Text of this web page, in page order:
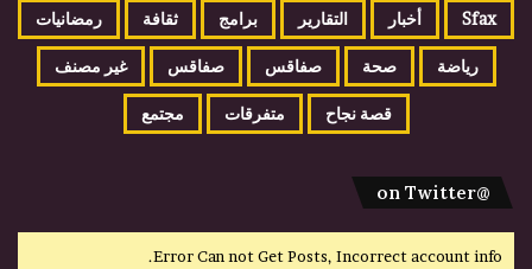
Sfax أخبار التقارير برامج ثقافة رمضانيات
رياضة صحة صفاقس صفاقس غير مصنف
قصة نجاح متفرقات مجتمع
@on Twitter
Error Can not Get Posts, Incorrect account info.